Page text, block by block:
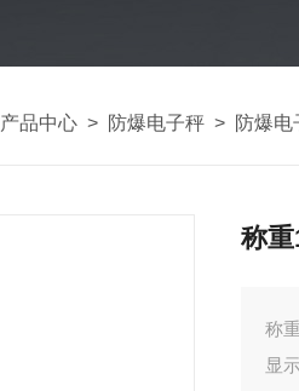
产品中心 > 防爆电子秤 > 防爆电
称
称
显